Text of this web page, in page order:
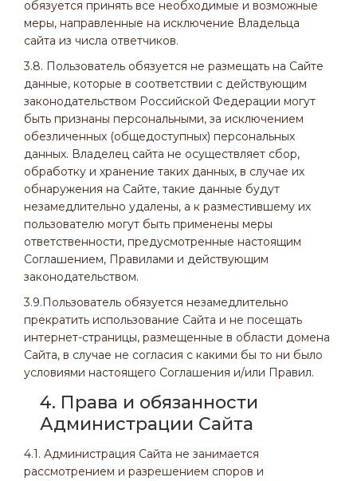
обязуется принять все необходимые и возможные
меры, направленные на исключение Владельца
сайта из числа ответчиков.
3.8. Пользователь обязуется не размещать на Сайте
данные, которые в соответствии с действующим
законодательством Российской Федерации могут
быть признаны персональными, за исключением
обезличенных (общедоступных) персональных
данных. Владелец сайта не осуществляет сбор,
обработку и хранение таких данных, в случае их
обнаружения на Сайте, такие данные будут
незамедлительно удалены, а к разместившему их
пользователю могут быть применены меры
ответственности, предусмотренные настоящим
Соглашением, Правилами и действующим
законодательством.
3.9.Пользователь обязуется незамедлительно
прекратить использование Сайта и не посещать
интернет-страницы, размещенные в области домена
Сайта, в случае не согласия с какими бы то ни было
условиями настоящего Соглашения и/или Правил.
4. Права и обязанности
Администрации Сайта
4.1. Администрация Сайта не занимается
рассмотрением и разрешением споров и